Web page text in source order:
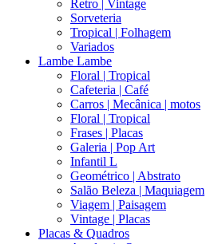
Retro | Vintage
Sorveteria
Tropical | Folhagem
Variados
Lambe Lambe
Floral | Tropical
Cafeteria | Café
Carros | Mecânica | motos
Floral | Tropical
Frases | Placas
Galeria | Pop Art
Infantil L
Geométrico | Abstrato
Salão Beleza | Maquiagem
Viagem | Paisagem
Vintage | Placas
Placas & Quadros